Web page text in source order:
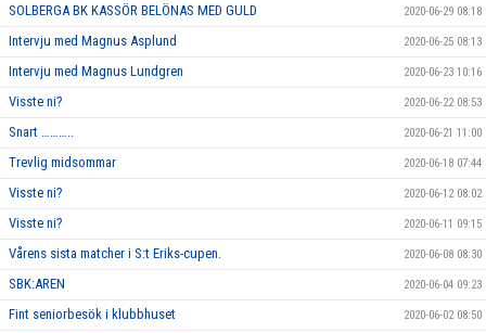
SOLBERGA BK KASSÖR BELÖNAS MED GULD 2020-06-29 08:18
Intervju med Magnus Asplund 2020-06-25 08:13
Intervju med Magnus Lundgren 2020-06-23 10:16
Visste ni? 2020-06-22 08:53
Snart ……….. 2020-06-21 11:00
Trevlig midsommar 2020-06-18 07:44
Visste ni? 2020-06-12 08:02
Visste ni? 2020-06-11 09:15
Vårens sista matcher i S:t Eriks-cupen. 2020-06-08 08:30
SBK:AREN 2020-06-04 09:23
Fint seniorbesök i klubbhuset 2020-06-02 08:50